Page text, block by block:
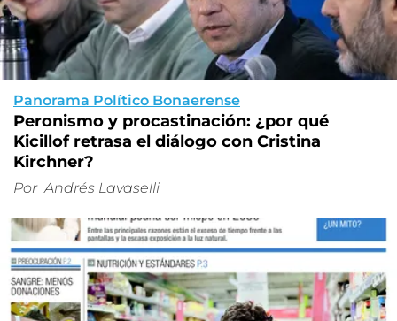
Panorama Político Bonaerense
Peronismo y procastinación: ¿por qué
Kicillof retrasa el diálogo con Cristina
Kirchner?
Por Andrés Lavaselli